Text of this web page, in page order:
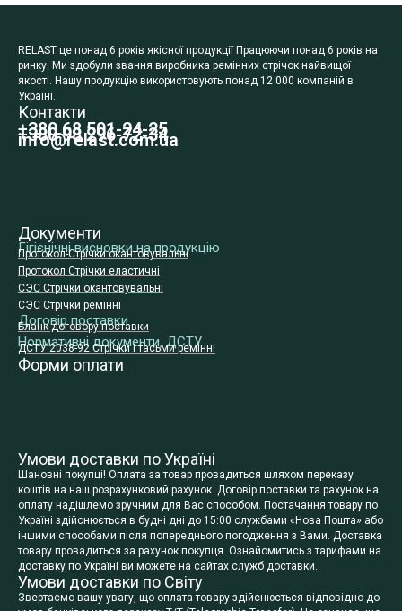
RELAST це понад 6 років якісної продукції Працюючи понад 6 років на
ринку. Ми здобули звання виробника ремінних стрічок найвищої
якості. Нашу продукцію використовують понад 12 000 компаній в
Україні.
Контакти
+380 68 501-24-25
+380 98 296-72-34
info@relast.com.ua
Документи
Гігієнічні висновки на продукцію
Протокол-Стрічки окантовувальні
Протокол Стрічки еластичні
СЭС Стрічки окантовувальні
СЭС Стрічки ремінні
Договір поставки
Бланк-договору-поставки
Нормативні документи, ДСТУ
ДСТУ 2038-92 Стрічки і тасьми ремінні
Форми оплати
Умови доставки по Україні
Шановні покупці! Оплата за товар провадиться шляхом переказу
коштів на наш розрахунковий рахунок. Договір поставки та рахунок на
оплату надішлемо зручним для Вас способом. Постачання товару по
Україні здійснюється в будні дні до 15:00 службами «Нова Пошта» або
іншими способами після попереднього погодження з Вами. Доставка
товару провадиться за рахунок покупця. Ознайомитись з тарифами на
доставку по Україні ви можете на сайтах служб доставки.
Умови доставки по Світу
Звертаємо вашу увагу, що оплата товару здійснюється відповідно до